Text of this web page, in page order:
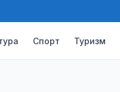
Спорт Туризм